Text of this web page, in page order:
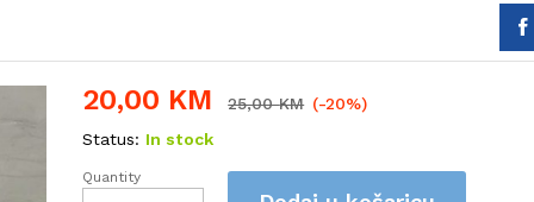
20,00 KM 25,00KM (-20%)
Status: In stock
Keramički
Quantity